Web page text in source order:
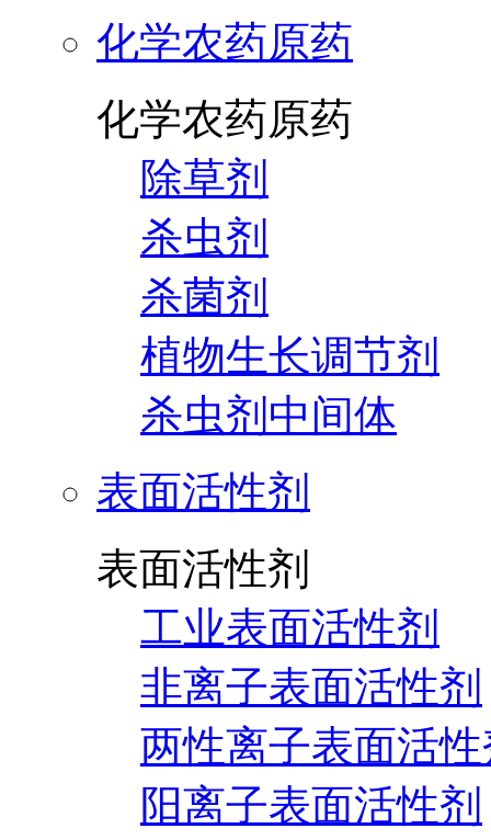
化学农药原药
化学农药原药
除草剂
杀虫剂
杀菌剂
植物生长调节剂
杀虫剂中间体
表面活性剂
表面活性剂
工业表面活性剂
非离子表面活性剂
两性离子表面活
阳离子表面活性剂